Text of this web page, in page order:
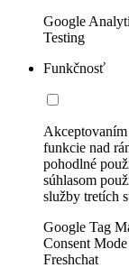
Google
Testing
Funkčnosť
funkcie nad
pohodlné
súhlasom
služby tretích
Google Tag
Consent
Freshchat